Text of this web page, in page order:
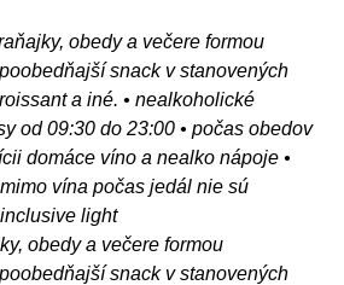
obedy a večere formou
snack v stanovených
a iné. • nealkoholické
od 09:30 do 23:00 • počas obedov
domáce víno a nealko nápoje •
vína počas jedál nie sú
light
obedy a večere formou
snack v stanovených